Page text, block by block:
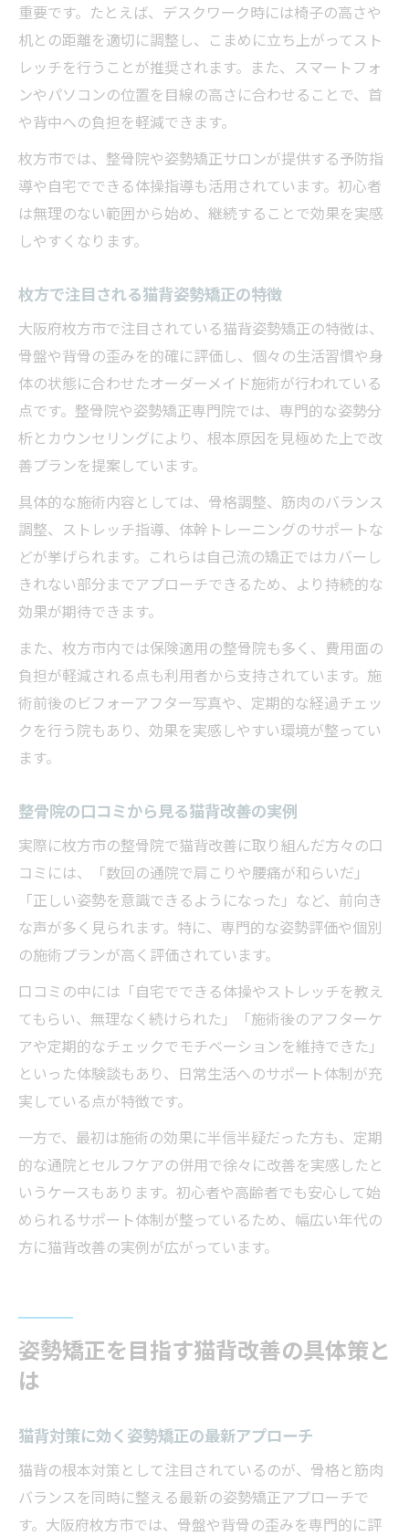
重要です。たとえば、デスクワーク時には椅子の高さや
机との距離を適切に調整し、こまめに立ち上がってスト
レッチを行うことが推奨されます。また、スマートフォ
ンやパソコンの位置を目線の高さに合わせることで、首
や背中への負担を軽減できます。
枚方市では、整骨院や姿勢矯正サロンが提供する予防指
導や自宅でできる体操指導も活用されています。初心者
は無理のない範囲から始め、継続することで効果を実感
しやすくなります。
枚方で注目される猫背姿勢矯正の特徴
大阪府枚方市で注目されている猫背姿勢矯正の特徴は、
骨盤や背骨の歪みを的確に評価し、個々の生活習慣や身
体の状態に合わせたオーダーメイド施術が行われている
点です。整骨院や姿勢矯正専門院では、専門的な姿勢分
析とカウンセリングにより、根本原因を見極めた上で改
善プランを提案しています。
具体的な施術内容としては、骨格調整、筋肉のバランス
調整、ストレッチ指導、体幹トレーニングのサポートな
どが挙げられます。これらは自己流の矯正ではカバーし
きれない部分までアプローチできるため、より持続的な
効果が期待できます。
また、枚方市内では保険適用の整骨院も多く、費用面の
負担が軽減される点も利用者から支持されています。施
術前後のビフォーアフター写真や、定期的な経過チェッ
クを行う院もあり、効果を実感しやすい環境が整ってい
ます。
整骨院の口コミから見る猫背改善の実例
実際に枚方市の整骨院で猫背改善に取り組んだ方々の口
コミには、「数回の通院で肩こりや腰痛が和らいだ」
「正しい姿勢を意識できるようになった」など、前向き
な声が多く見られます。特に、専門的な姿勢評価や個別
の施術プランが高く評価されています。
口コミの中には「自宅でできる体操やストレッチを教え
てもらい、無理なく続けられた」「施術後のアフターケ
アや定期的なチェックでモチベーションを維持できた」
といった体験談もあり、日常生活へのサポート体制が充
実している点が特徴です。
一方で、最初は施術の効果に半信半疑だった方も、定期
的な通院とセルフケアの併用で徐々に改善を実感したと
いうケースもあります。初心者や高齢者でも安心して始
められるサポート体制が整っているため、幅広い年代の
方に猫背改善の実例が広がっています。
姿勢矯正を目指す猫背改善の具体策と
は
猫背対策に効く姿勢矯正の最新アプローチ
猫背の根本対策として注目されているのが、骨格と筋肉
バランスを同時に整える最新の姿勢矯正アプローチで
す。大阪府枚方市では、骨盤や背骨の歪みを専門的に評